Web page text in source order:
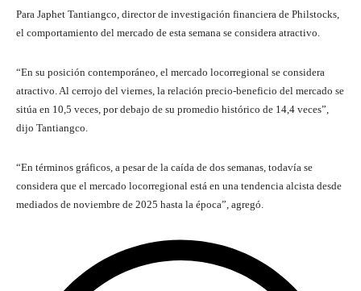
Para Japhet Tantiangco, director de investigación financiera de Philstocks,
el comportamiento del mercado de esta semana se considera atractivo.
“En su posición contemporáneo, el mercado locorregional se considera
atractivo. Al cerrojo del viernes, la relación precio-beneficio del mercado se
sitúa en 10,5 veces, por debajo de su promedio histórico de 14,4 veces”,
dijo Tantiangco.
“En términos gráficos, a pesar de la caída de dos semanas, todavía se
considera que el mercado locorregional está en una tendencia alcista desde
mediados de noviembre de 2025 hasta la época”, agregó.